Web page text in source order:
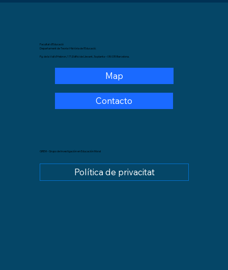
GREM - Grupo de Investigación en Educación Moral
Política de privacitat
Facultat d’Educació
Departament de Teoria i Història de l’Educació.
Pg. de la Vall d’Hebron, 171,Edifici de Llevant, 3a planta – 08035 Barcelona.
Map
Contacto